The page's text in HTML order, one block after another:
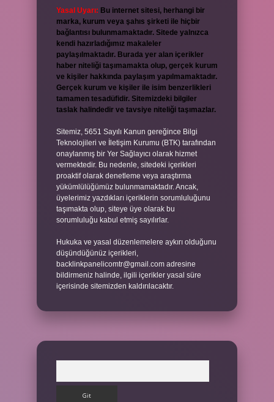
Yasal Uyarı: Bu internet sitesi, herhangi bir
marka, kurum veya şahıs şirketi ile hiçbir
bağlantısı bulunmamaktadır. Sitede yalnızca
kendi hazırladığımız makaleler
paylaşılmaktadır. Burada yer alan içerikler
haber niteliği taşımamakta olup, gerçek kurum
ve kişiler hakkında paylaşım yapılmamaktadır.
Gerçek kurum ve kişiler ile isim benzerlikleri
tamamen tesadüfidir. Sitemizdeki bilgiler
taslak halindedir ve tavsiye niteliği taşımazlar.
Sitemiz, 5651 Sayılı Kanun gereğince Bilgi
Teknolojileri ve İletişim Kurumu (BTK) tarafından
onaylanmış bir Yer Sağlayıcı olarak hizmet
vermektedir. Bu nedenle, sitedeki içerikleri
proaktif olarak denetleme veya araştırma
yükümlülüğümüz bulunmamaktadır. Ancak,
üyelerimiz yazdıkları içeriklerin sorumluluğunu
taşımakta olup, siteye üye olarak bu
sorumluluğu kabul etmiş sayılırlar.
Hukuka ve yasal düzenlemelere aykırı olduğunu
düşündüğünüz içerikleri,
backlinkpanelicomtr@gmail.com adresine
bildirmeniz halinde, ilgili içerikler yasal süre
içerisinde sitemizden kaldırılacaktır.